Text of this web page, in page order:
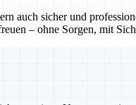
auch sicher und
– ohne Sorgen, mit